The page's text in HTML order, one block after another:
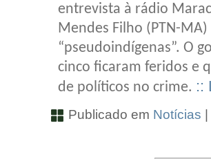
entrevista à rádio
Mendes Filho (PTN-
“pseudoindígenas”. O
cinco ficaram feridos e
de políticos no crime. ::
Publicado em Notícias